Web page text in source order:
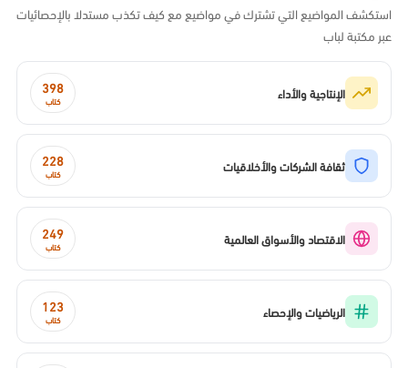
استكشف المواضيع التي تشترك في مواضيع مع كيف تكذب مستدلا بالإحصائيات
عبر مكتبة لباب
الإنتاجية والأداء 398
كتاب
ثقافة الشركات والأخلاقيات 228
كتاب
الاقتصاد والأسواق العالمية 249
كتاب
الرياضيات والإحصاء 123
كتاب